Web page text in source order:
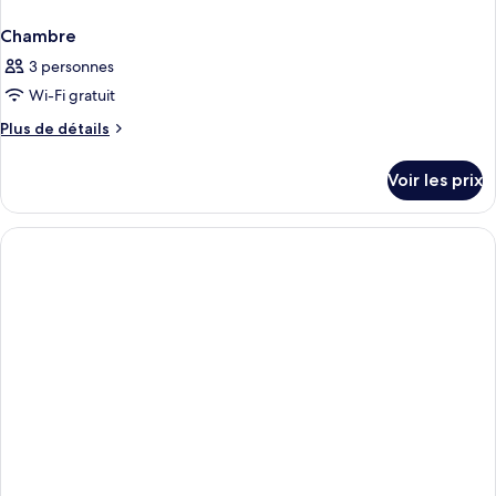
Chambre
3 personnes
Wi-Fi gratuit
Plus de détails
Plus
le
type
de
Voir les prix